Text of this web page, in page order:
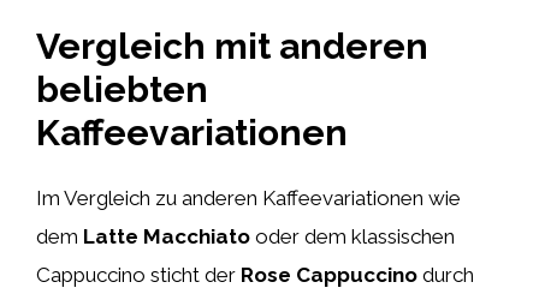
Vergleich mit anderen
beliebten
Kaffeevariationen
Im Vergleich zu anderen Kaffeevariationen wie
dem Latte Macchiato oder dem klassischen
Cappuccino sticht der Rose Cappuccino durch